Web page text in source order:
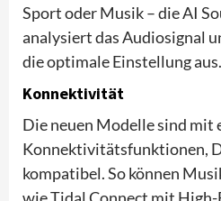
Sport oder Musik – die AI
analysiert das Audiosignal
die optimale Einstellung aus.
Konnektivität
Die neuen Modelle sind mit
Konnektivitätsfunktionen,
kompatibel. So können